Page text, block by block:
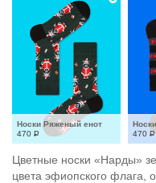
Носки Ряженый енот
470 Р
470 Р
Цветные носки «Нарды»
цвета эфиопского флага,